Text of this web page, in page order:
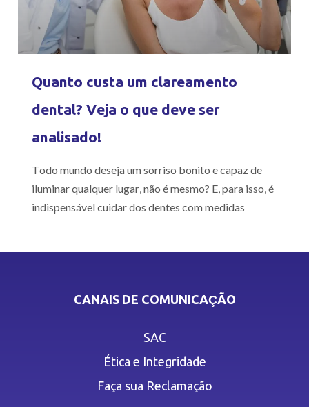
Quanto custa um clareamento
dental? Veja o que deve ser
analisado!
Todo mundo deseja um sorriso bonito e capaz de
iluminar qualquer lugar, não é mesmo? E, para isso, é
indispensável cuidar dos dentes com medidas
CANAIS DE COMUNICAÇÃO
SAC
Ética e Integridade
Faça sua Reclamação